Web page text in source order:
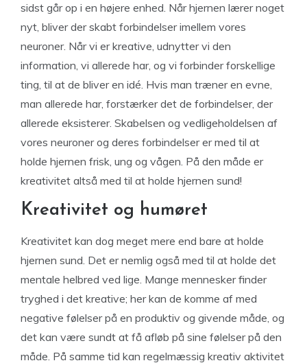
sidst går op i en højere enhed. Når hjernen lærer noget
nyt, bliver der skabt forbindelser imellem vores
neuroner. Når vi er kreative, udnytter vi den
information, vi allerede har, og vi forbinder forskellige
ting, til at de bliver en idé. Hvis man træner en evne,
man allerede har, forstærker det de forbindelser, der
allerede eksisterer. Skabelsen og vedligeholdelsen af
vores neuroner og deres forbindelser er med til at
holde hjernen frisk, ung og vågen. På den måde er
kreativitet altså med til at holde hjernen sund!
Kreativitet og humøret
Kreativitet kan dog meget mere end bare at holde
hjernen sund. Det er nemlig også med til at holde det
mentale helbred ved lige. Mange mennesker finder
tryghed i det kreative; her kan de komme af med
negative følelser på en produktiv og givende måde, og
det kan være sundt at få afløb på sine følelser på den
måde. På samme tid kan regelmæssig kreativ aktivitet